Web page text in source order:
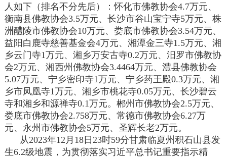
人如下（排名不分先后）：怀化市佛教协会4.7万元、
衡南县佛教协会3.5万元、长沙市谷山宝宁寺5万元、株
洲醴陵市佛教协会10万元、娄底市佛教协会3.54万元、
益阳白鹿寺慈善基金会4万元、湘潭金三寺1.5万元、湘
乡云门寺1万元、湘乡万安古寺0.2万元、汨罗市佛教协
会2万元、湘西州佛教协会3.4464万元、澧县佛教协会
5.07万元、宁乡密印寺1万元、宁乡药王殿0.3万元、湘
乡市凤凰寺1万元、湘乡市桃花寺0.05万元、长沙碧云
寺和湘乡和源禅寺0.1万元。郴州市佛教协会2.5万元、
娄底市佛教协会2.758万元、常德市佛教协会6.27万
元、永州市佛教协会5万元、圣辉长老2万元。
从2023年12月18日23时59分甘肃临夏州积石山县发
生6.2级地震，为贯彻落实习近平总书记重要指示精